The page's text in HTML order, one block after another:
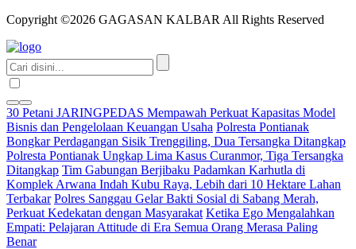
Copyright ©2026 GAGASAN KALBAR All Rights Reserved
30 Petani JARINGPEDAS Mempawah Perkuat Kapasitas Model
Bisnis dan Pengelolaan Keuangan Usaha Polresta Pontianak
Bongkar Perdagangan Sisik Trenggiling, Dua Tersangka Ditangkap
Polresta Pontianak Ungkap Lima Kasus Curanmor, Tiga Tersangka
Ditangkap Tim Gabungan Berjibaku Padamkan Karhutla di
Komplek Arwana Indah Kubu Raya, Lebih dari 10 Hektare Lahan
Terbakar Polres Sanggau Gelar Bakti Sosial di Sabang Merah,
Perkuat Kedekatan dengan Masyarakat Ketika Ego Mengalahkan
Empati: Pelajaran Attitude di Era Semua Orang Merasa Paling
Benar